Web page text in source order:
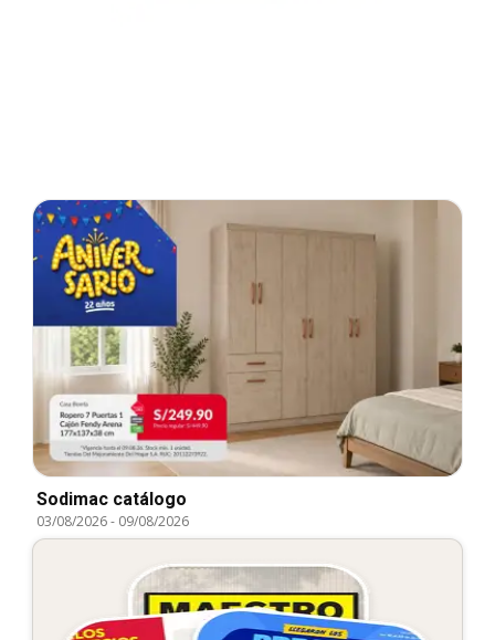
Sodimac catálogo
03/08/2026- 09/08/2026